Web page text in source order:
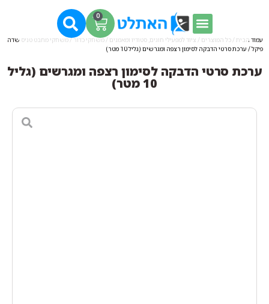
0
עמוד הבית / כל המוצרים / ציוד למפעילי חוגים, סטודיו ומאמנים / משחקי כדור/משחקי מחבט טניס שדה
פיקל/ ערכת סרטי הדבקה לסימון רצפה ומגרשים (גליל 10 מטר)
ערכת סרטי הדבקה לסימון רצפה ומגרשים (גליל
10 מטר)